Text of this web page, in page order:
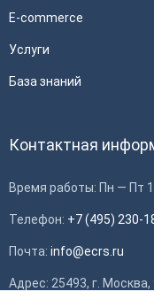
E-commerce
Услуги
База знаний
Контактная
Время работы: Пн — Пт
Телефон: +7 (495) 230-
Почта: info@ecrs.ru
Адрес: 25493, г.